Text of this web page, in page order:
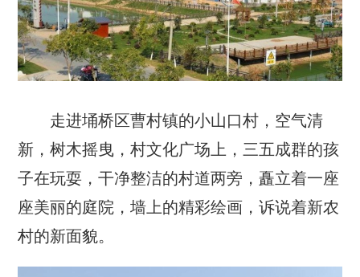
走进埇桥区曹村镇的小山口村，空气清
新，树木摇曳，村文化广场上，三五成群的孩
子在玩耍，干净整洁的村道两旁，矗立着一座
座美丽的庭院，墙上的精彩绘画，诉说着新农
村的新面貌。